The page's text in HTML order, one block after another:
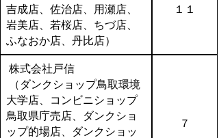
吉成店、佐治店、用瀬店、
岩美店、若桜店、ちづ店、
ふなおか店、丹比店）
１１
株式会社戸信
（ダンクショップ鳥取環境
大学店、コンビニショップ
鳥取県庁売店、ダンクショ
ップ的場店、ダンクショッ
７